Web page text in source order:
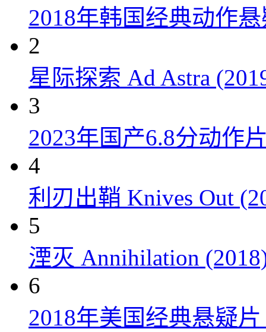
2018年韩国经典动作
2
星际探索 Ad Astra
3
2023年国产6.8分动作
4
利刃出鞘 Knives Out
5
湮灭 Annihilation
6
2018年美国经典悬疑